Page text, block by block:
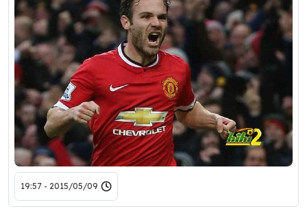
2015/05/09 - 19:57